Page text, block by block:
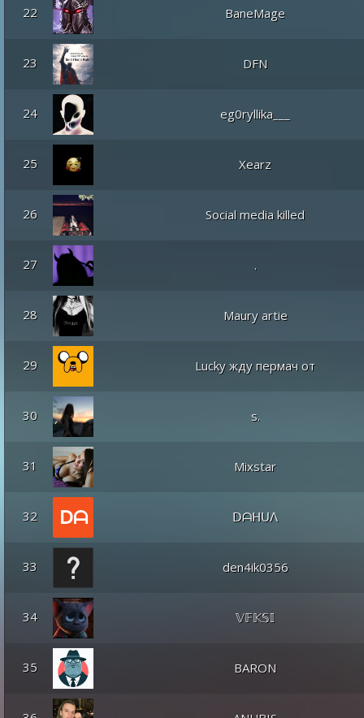
22 BaneMage
23 DFN
24 eg0ryllika___
25 Xearz
26 Social media killed
27 .
28 Maury artie
29 Lucky жду пермач от
30 s.
31 Mixstar
32 ᗞᗩᕼᑌᐱ
33 den4ik0356
34 𝕍𝔽𝕂𝕊𝕀
35 BARON